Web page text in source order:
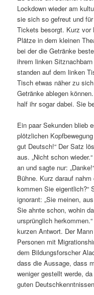
Lockdown wieder am
sie sich so gefreut und
Tickets besorgt. Kurz vor
Plätze in dem kleinen
bei der die Getränke
ihrem linken
standen auf dem linken
Tisch etwas näher zu
Getränke ablegen
half ihr sogar dabei. Sie
Ein paar Sekunden blieb
plötzlichen
gut Deutsch!“ Der Satz
aus. „Nicht schon
an und sagte nur:
Bühne. Kurz darauf
kommen Sie eigentlich?“
ignorant: „Sie meinen,
Sie ahnte schon, wohin
ursprünglich
kurzen Antwort. Der
Personen mit
dem Bildungsforscher
dass die Aussage, dass
weniger gestellt werde,
guten